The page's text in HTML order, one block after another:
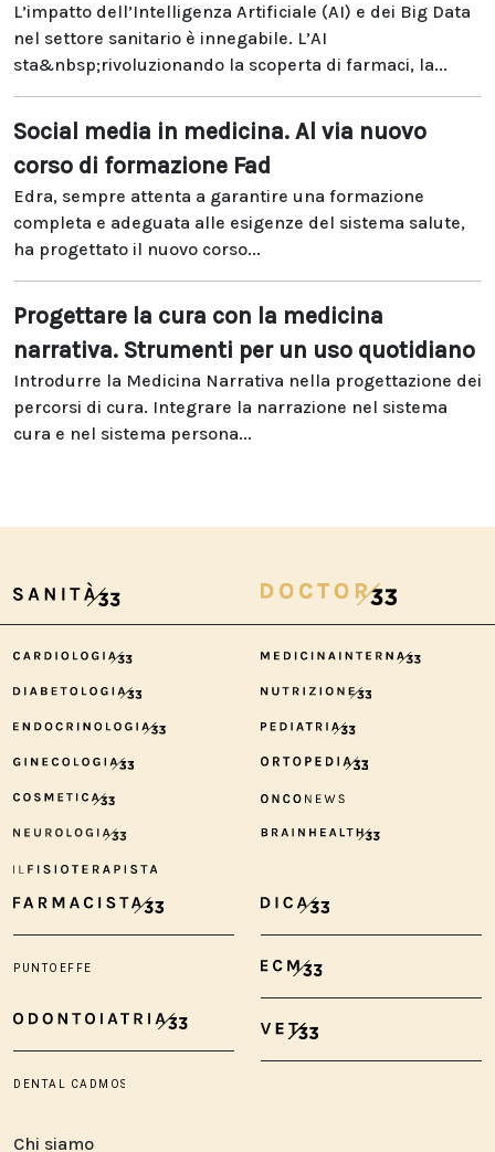
L’impatto dell’Intelligenza Artificiale (AI) e dei Big Data
nel settore sanitario è innegabile. L’AI
sta&nbsp;rivoluzionando la scoperta di farmaci, la...
Social media in medicina. Al via nuovo
corso di formazione Fad
Edra, sempre attenta a garantire una formazione
completa e adeguata alle esigenze del sistema salute,
ha progettato il nuovo corso...
Progettare la cura con la medicina
narrativa. Strumenti per un uso quotidiano
Introdurre la Medicina Narrativa nella progettazione dei
percorsi di cura. Integrare la narrazione nel sistema
cura e nel sistema persona...
Chi siamo